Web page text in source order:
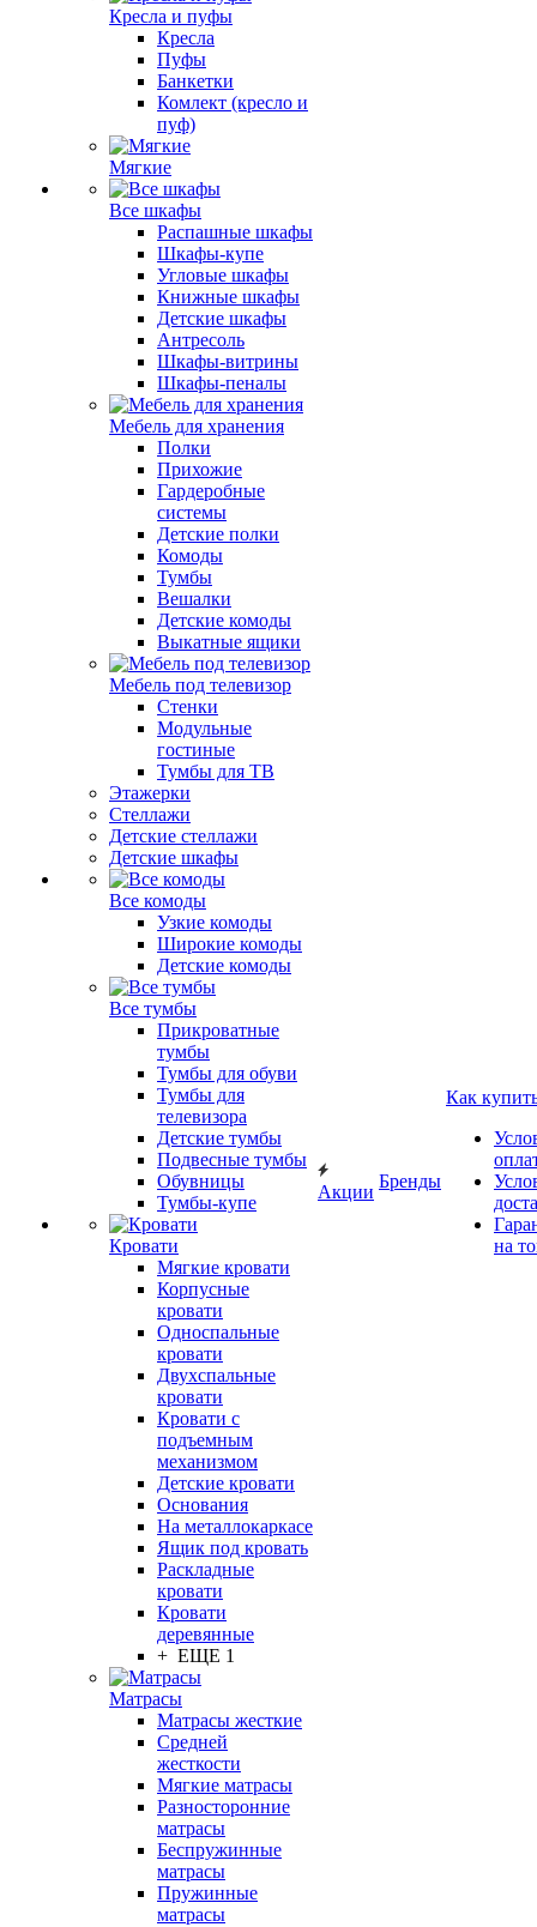
Кресла и пуфы
Кресла
Пуфы
Банкетки
Комлект (кресло и
пуф)
Мягкие
Все шкафы
Распашные шкафы
Шкафы-купе
Угловые шкафы
Книжные шкафы
Детские шкафы
Антресоль
Шкафы-витрины
Шкафы-пеналы
Мебель для хранения
Полки
Прихожие
Гардеробные
системы
Детские полки
Комоды
Тумбы
Вешалки
Детские комоды
Выкатные ящики
Мебель под телевизор
Стенки
Модульные
гостиные
Тумбы для ТВ
Этажерки
Стеллажи
Детские стеллажи
Детские шкафы
Все комоды
Узкие комоды
Широкие комоды
Детские комоды
Все тумбы
Прикроватные
тумбы
Тумбы для обуви
Тумбы для
телевизора
Детские тумбы
Подвесные тумбы
Обувницы
Тумбы-купе
Кровати
Мягкие кровати
Корпусные
кровати
Односпальные
кровати
Двухспальные
кровати
Кровати с
подъемным
механизмом
Детские кровати
Основания
На металлокаркасе
Ящик под кровать
Раскладные
кровати
Кровати
деревянные
+ ЕЩЕ 1
Матрасы
Матрасы жесткие
Средней
жесткости
Мягкие матрасы
Разносторонние
матрасы
Беспружинные
матрасы
Пружинные
матрасы
Акции
Бренды
Как
на